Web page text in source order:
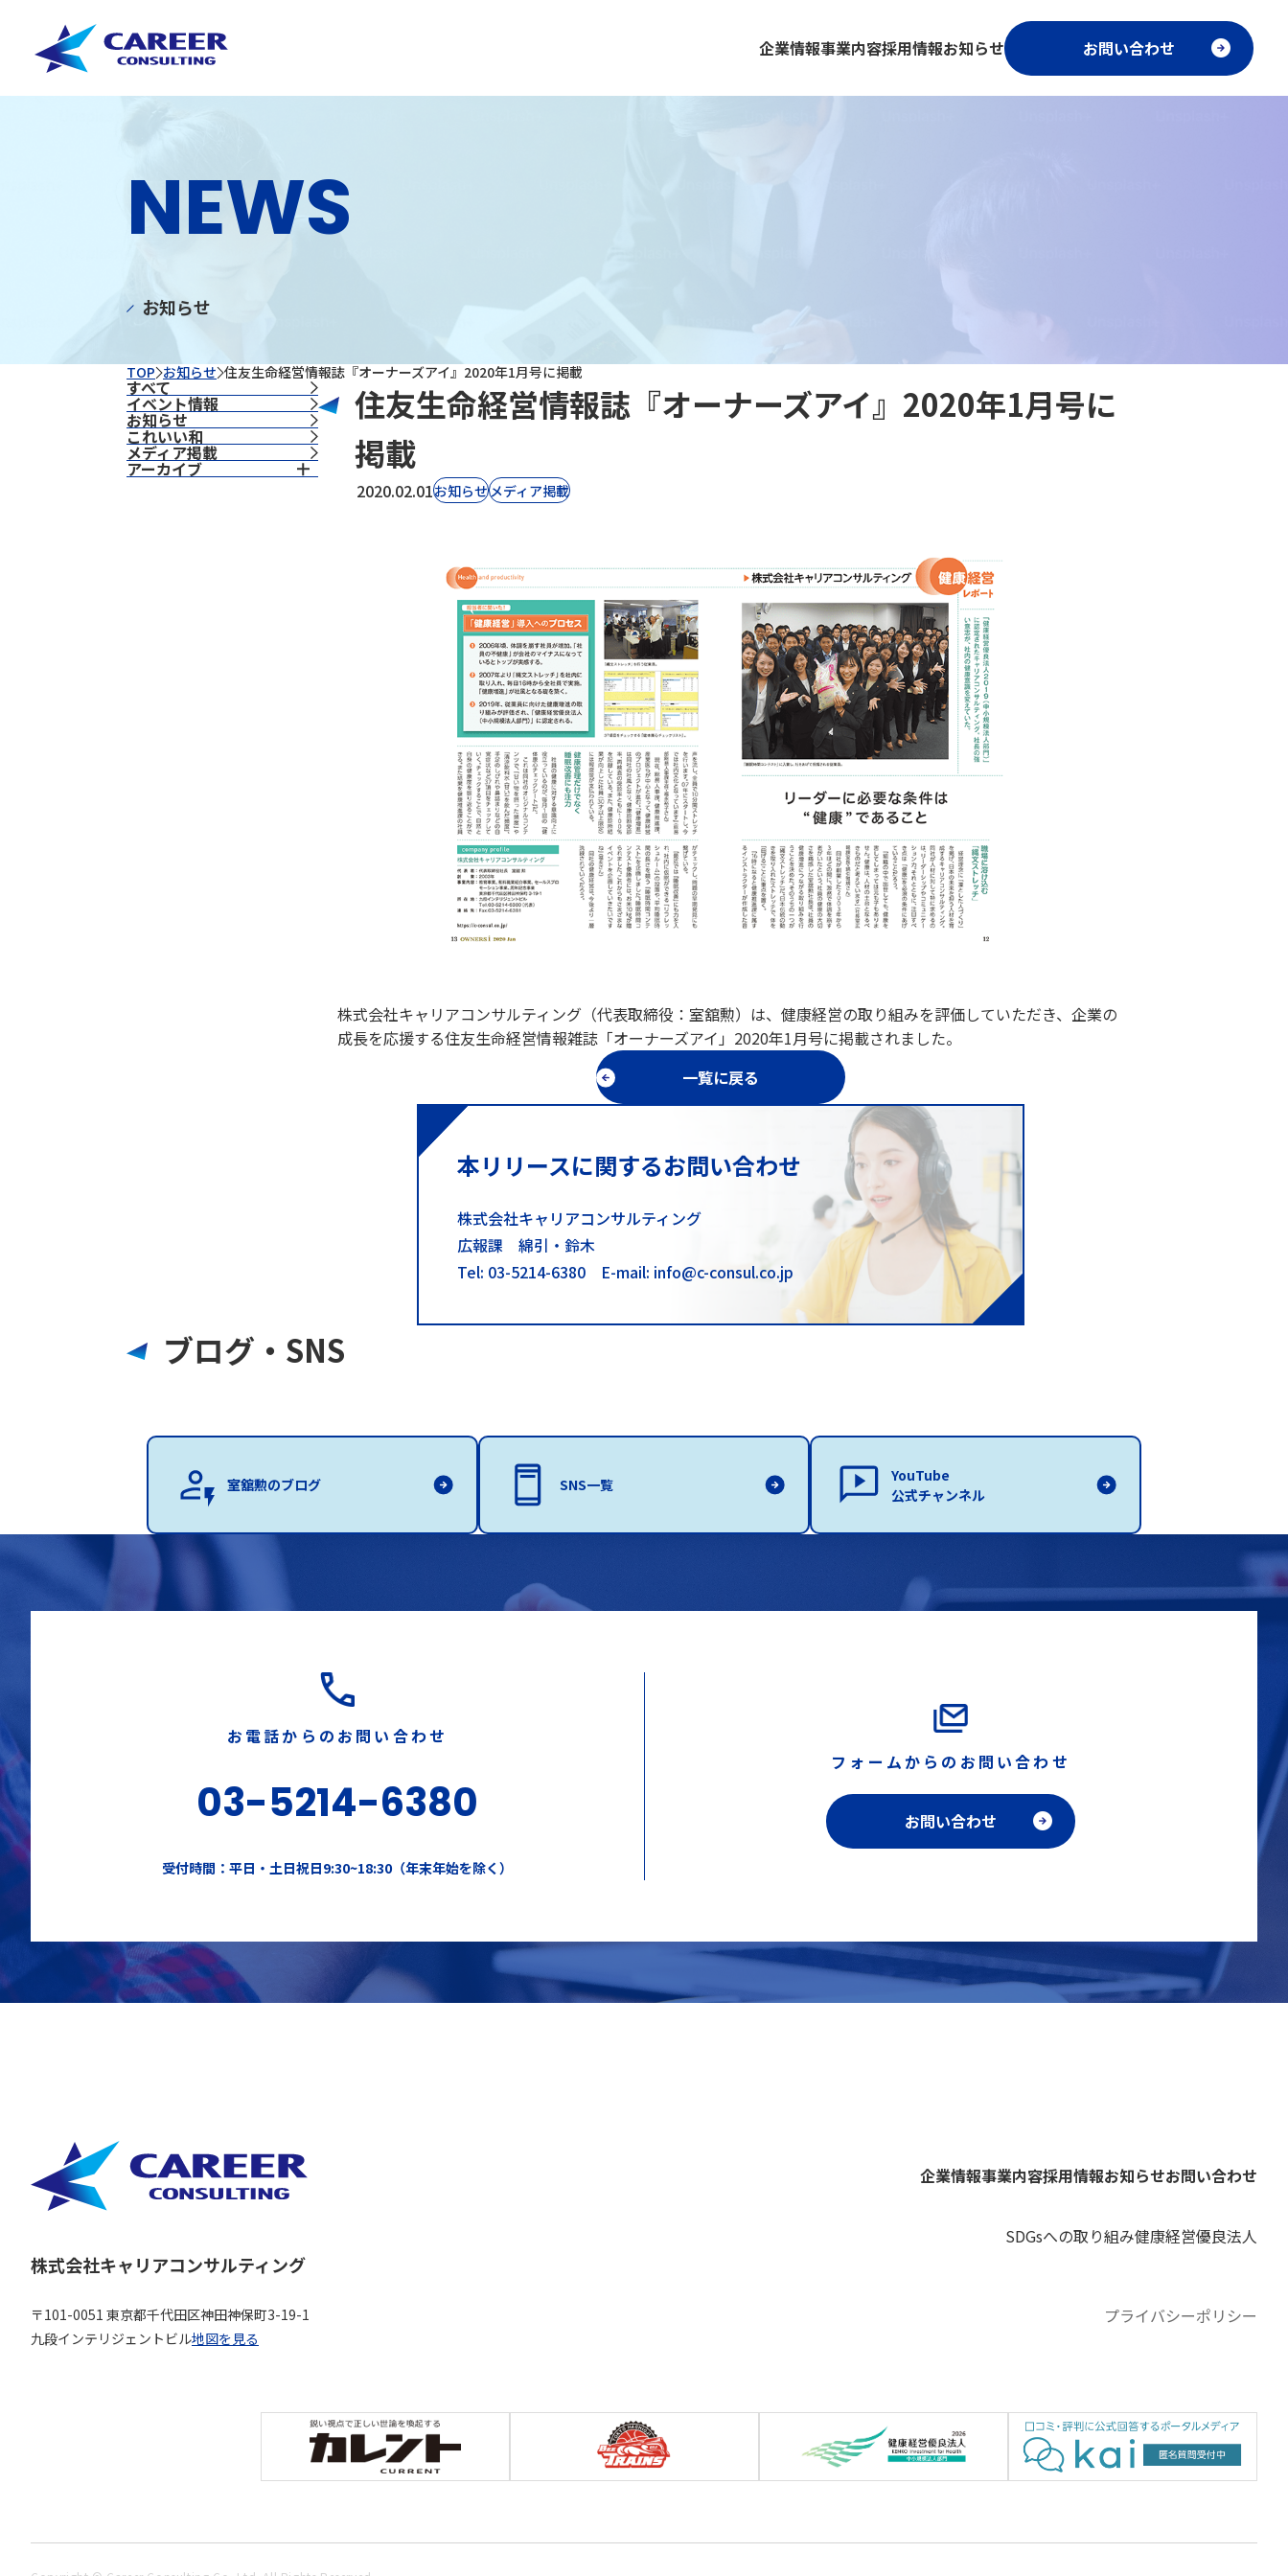
企業情報事業内容採用情報お知らせ お問い合わせ
NEWS
お知らせ
TOP お知らせ 住友生命経営情報誌『オーナーズアイ』2020年1月号に掲載
すべて
イベント情報
お知らせ
これいい和
⁨⁩メディア掲載
アーカイブ
住友生命経営情報誌『オーナーズアイ』2020年1月号に
掲載
2020.02.01お知らせ⁨⁩メディア掲載
株式会社キャリアコンサルティング（代表取締役：室舘勲）は、健康経営の取り組みを評価していただき、企業の
成長を応援する住友生命経営情報雑誌「オーナーズアイ」2020年1月号に掲載されました。​
一覧に戻る
本リリースに関するお問い合わせ
株式会社キャリアコンサルティング
広報課 綿引・鈴木
Tel: 03-5214-6380 E-mail: info@c-consul.co.jp
ブログ・SNS
室舘勲のブログ SNS一覧
YouTube
公式チャンネル
お電話からのお問い合わせ
03-5214-6380
受付時間：平日・土日祝日9:30~18:30（年末年始を除く）
フォームからのお問い合わせ
お問い合わせ
株式会社キャリアコンサルティング
〒101-0051 東京都千代田区神田神保町3-19-1
九段インテリジェントビル地図を見る
企業情報事業内容採用情報お知らせお問い合わせ
SDGsへの取り組み健康経営優良法人
プライバシーポリシー